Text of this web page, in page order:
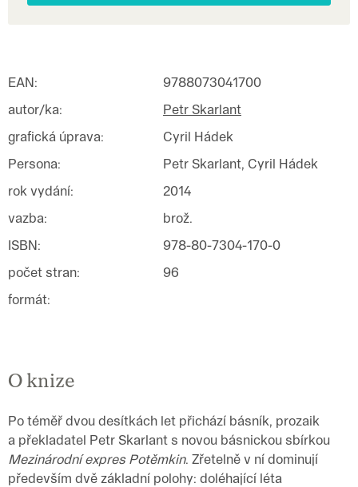
EAN:
9788073041700
autor/ka:
Petr Skarlant
grafická úprava:
Cyril Hádek
Persona:
Petr Skarlant, Cyril Hádek
rok vydání:
2014
vazba:
brož.
ISBN:
978-80-7304-170-0
počet stran:
96
formát:
O knize
Po téměř dvou desítkách let přichází básník, prozaik
a překladatel Petr Skarlant s novou básnickou sbírkou
Mezinárodní expres Potěmkin. Zřetelně v ní dominují
především dvě základní polohy: doléhající léta